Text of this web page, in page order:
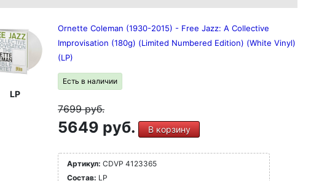
LP
Ornette Coleman (1930-2015) - Free Jazz: A Collective
Improvisation (180g) (Limited Numbered Edition) (White Vinyl)
(LP)
Есть в наличии
7699руб.
5649 руб. В корзину
Артикул: CDVP 4123365
Состав: LP